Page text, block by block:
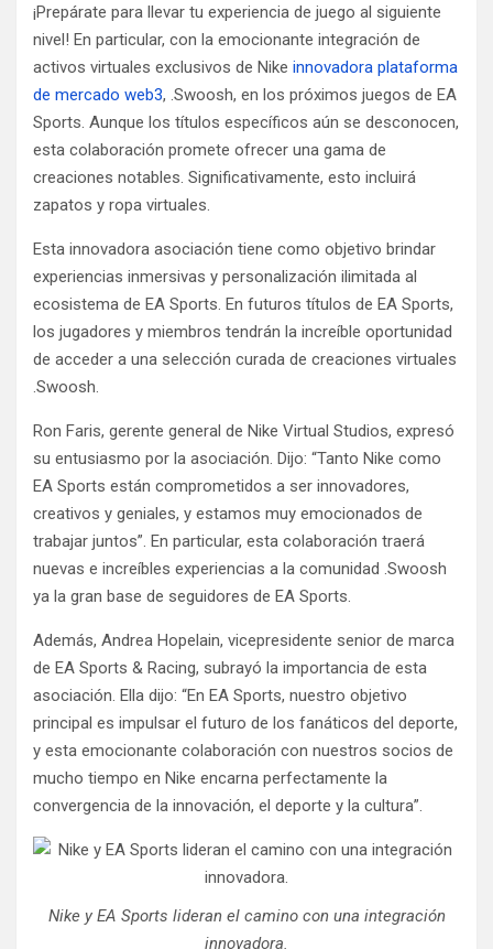
¡Prepárate para llevar tu experiencia de juego al siguiente
nivel! En particular, con la emocionante integración de
activos virtuales exclusivos de Nike innovadora plataforma
de mercado web3, .Swoosh, en los próximos juegos de EA
Sports. Aunque los títulos específicos aún se desconocen,
esta colaboración promete ofrecer una gama de
creaciones notables. Significativamente, esto incluirá
zapatos y ropa virtuales.
Esta innovadora asociación tiene como objetivo brindar
experiencias inmersivas y personalización ilimitada al
ecosistema de EA Sports. En futuros títulos de EA Sports,
los jugadores y miembros tendrán la increíble oportunidad
de acceder a una selección curada de creaciones virtuales
.Swoosh.
Ron Faris, gerente general de Nike Virtual Studios, expresó
su entusiasmo por la asociación. Dijo: “Tanto Nike como
EA Sports están comprometidos a ser innovadores,
creativos y geniales, y estamos muy emocionados de
trabajar juntos”. En particular, esta colaboración traerá
nuevas e increíbles experiencias a la comunidad .Swoosh
ya la gran base de seguidores de EA Sports.
Además, Andrea Hopelain, vicepresidente senior de marca
de EA Sports & Racing, subrayó la importancia de esta
asociación. Ella dijo: “En EA Sports, nuestro objetivo
principal es impulsar el futuro de los fanáticos del deporte,
y esta emocionante colaboración con nuestros socios de
mucho tiempo en Nike encarna perfectamente la
convergencia de la innovación, el deporte y la cultura”.
Nike y EA Sports lideran el camino con una integración
innovadora.